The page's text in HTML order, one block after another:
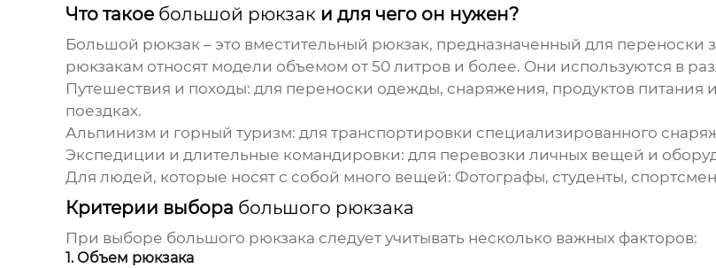
Что такое большой рюкзаки для чего он нужен?
Большой рюкзак– это вместительный рюкзак, предназначенный для
рюкзакам относят модели объемом от 50 литров и более. Они используются в
Путешествия и походы: для переноски одежды, снаряжения, продуктов питания
поездках.
Альпинизм и горный туризм: для транспортировки специализированного
Экспедиции и длительные командировки: для перевозки личных вещей и
Для людей, которые носят с собой много вещей: Фотографы, студенты,
Критерии выбора большого рюкзака
При выборе большого рюкзака следует учитывать несколько важных факторов:
1. Объем рюкзака